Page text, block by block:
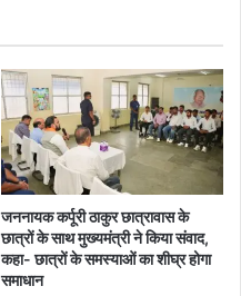
जननायक कर्पूरी ठाकुर छात्रावास के
छात्रों के साथ मुख्यमंत्री ने किया संवाद,
कहा- छात्रों के समस्याओं का शीघ्र होगा
समाधान